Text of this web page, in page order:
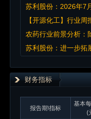
与开机边际改善
苏利股份：2026年7
【开源化工】行业
学、盐湖股份等发布
农药行业前景分析：
行催生结构性机会
苏利股份：进一步拓
财务指标
报告期\指标
基本
(